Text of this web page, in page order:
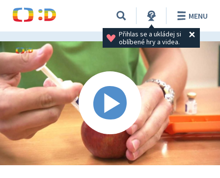
Přihlas se a ukládej si
oblíbené hry a videa.
MENU